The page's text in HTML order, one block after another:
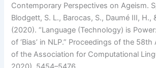
Contemporary Perspectives on Ageism.
Blodgett, S. L., Barocas, S., Daumé III, H.,
(2020). “Language (Technology) is
of ‘Bias’ in NLP.” Proceedings of the
of the Association for Computational